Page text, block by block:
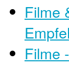
Filme
Filme